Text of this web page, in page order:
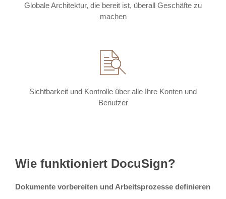
Globale Architektur, die bereit ist, überall Geschäfte zu
machen
Sichtbarkeit und Kontrolle über alle Ihre Konten und
Benutzer
Wie funktioniert DocuSign?
Dokumente vorbereiten und Arbeitsprozesse definieren